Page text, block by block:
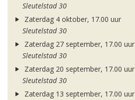
Sleutelstad 30
Zaterdag 4 oktober, 17.00 uur
Sleutelstad 30
Zaterdag 27 september, 17.00 uur
Sleutelstad 30
Zaterdag 20 september, 17.00 uur
Sleutelstad 30
Zaterdag 13 september, 17.00 uur